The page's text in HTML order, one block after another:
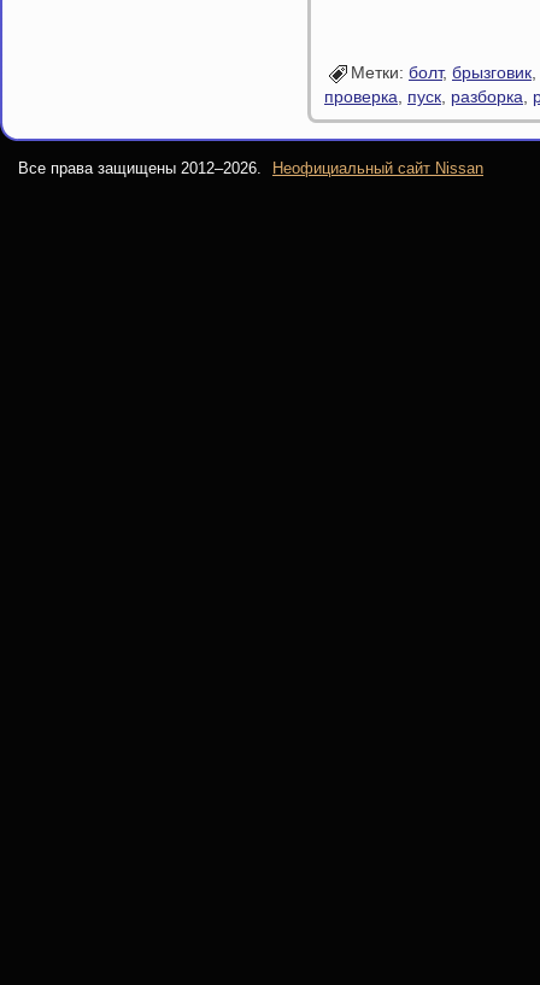
Метки: болт, брызговик
проверка
пуск разборка
Все права защищены 2012–2026. Неофициальный сайт Nissan